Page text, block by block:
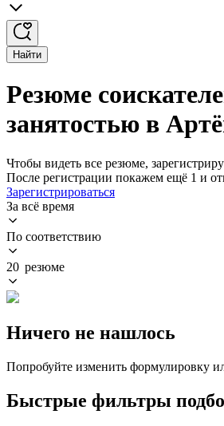
Найти
Резюме
занятостью в
Чтобы видеть все резюме,
После регистрации покажем ещё 1 и
Зарегистрироваться
За всё время
По соответствию
20 резюме
Ничего не нашлось
Попробуйте изменить формулировку
Быстрые фильтры